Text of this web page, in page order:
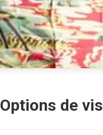
Options de